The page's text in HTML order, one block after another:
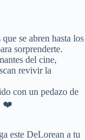
se abren hasta los
sorprenderte.
del cine,
revivir la
con un pedazo de
❤️
este DeLorean a tu